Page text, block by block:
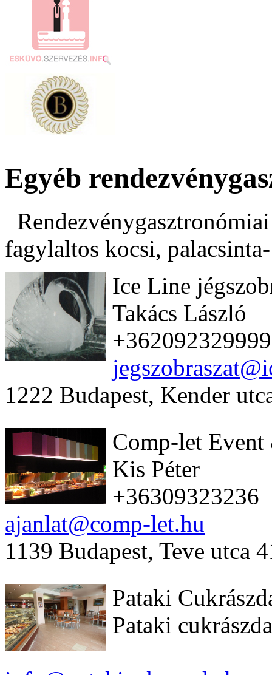
Egyéb
fagylaltos kocsi,
Ice Line
Takács László
+362092329999
1222 Budapest, Kender
Comp-let
Kis Péter
+36309323236
ajanlat@comp-let.hu
1139 Budapest, Teve utca
Pataki
Pataki